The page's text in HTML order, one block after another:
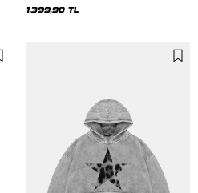
Hoodie
1.399,90 TL